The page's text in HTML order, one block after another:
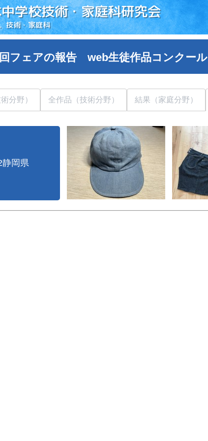
学校技術・家庭科研究会
技術・家庭科
フェアの報告 web生徒作品コンクール
分野） 全作品（技術分野） 結果（家庭分野）
静岡県